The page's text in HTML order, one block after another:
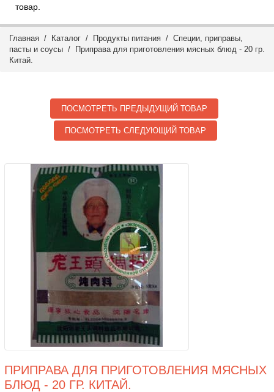
товар.
Главная / Каталог / Продукты питания / Специи, приправы,
пасты и соусы / Приправа для приготовления мясных блюд - 20 гр.
Китай.
ПОСМОТРЕТЬ ПРЕДЫДУЩИЙ ТОВАР
ПОСМОТРЕТЬ СЛЕДУЮЩИЙ ТОВАР
ПРИПРАВА ДЛЯ ПРИГОТОВЛЕНИЯ МЯСНЫХ
БЛЮД - 20 ГР. КИТАЙ.